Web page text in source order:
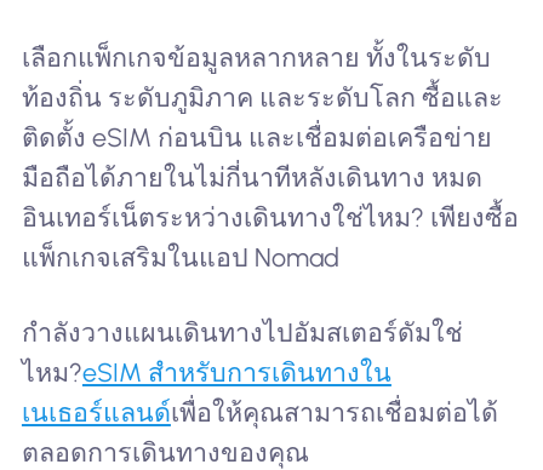
เลือกแพ็กเกจข้อมูลหลากหลาย ทั้งในระดับ
ท้องถิ่น ระดับภูมิภาค และระดับโลก ซื้อและ
ติดตั้ง eSIM ก่อนบิน และเชื่อมต่อเครือข่าย
มือถือได้ภายในไม่กี่นาทีหลังเดินทาง หมด
อินเทอร์เน็ตระหว่างเดินทางใช่ไหม? เพียงซื้อ
แพ็กเกจเสริมในแอป Nomad
กำลังวางแผนเดินทางไปอัมสเตอร์ดัมใช่
ไหม?eSIM สำหรับการเดินทางใน
เนเธอร์แลนด์เพื่อให้คุณสามารถเชื่อมต่อได้
ตลอดการเดินทางของคุณ